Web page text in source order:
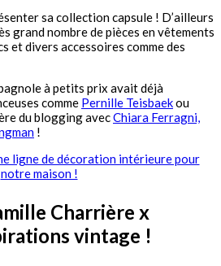
sa collection capsule ! D’ailleurs
grand nombre de pièces en vêtements
et divers accessoires comme des
à petits prix avait déjà
comme Pernille Teisbaekou
du blogging avecChiara Ferragni,
!
ligne de décoration intérieure pour
notre maison !
Charrière x
vintage !